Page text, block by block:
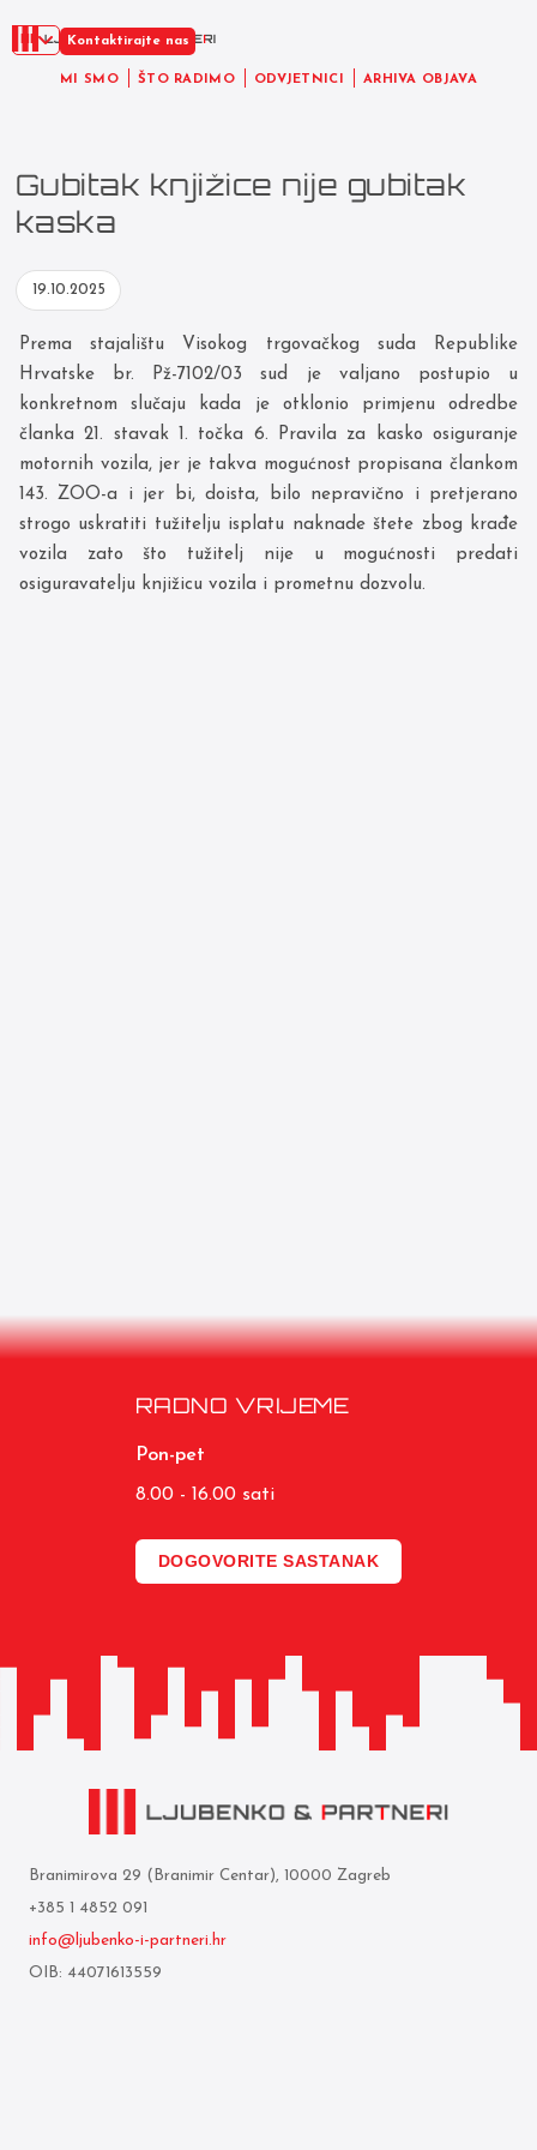
MI SMO ŠTO RADIMO ODVJETNICI ARHIVA OBJAVA
Kontaktirajte nas
Gubitak knjižice nije gubitak
kaska
19.10.2025
Prema stajalištu Visokog trgovačkog suda Republike
Hrvatske br. Pž-7102/03 sud je valjano postupio u
konkretnom slučaju kada je otklonio primjenu odredbe
članka 21. stavak 1. točka 6. Pravila za kasko osiguranje
motornih vozila, jer je takva mogućnost propisana člankom
143. ZOO-a i jer bi, doista, bilo nepravično i pretjerano
strogo uskratiti tužitelju isplatu naknade štete zbog krađe
vozila zato što tužitelj nije u mogućnosti predati
osiguravatelju knjižicu vozila i prometnu dozvolu.
RADNO VRIJEME
Pon-pet
8.00 - 16.00 sati
DOGOVORITE SASTANAK
Branimirova 29 (Branimir Centar), 10000 Zagreb
+385 1 4852 091
info@ljubenko-i-partneri.hr
OIB: 44071613559